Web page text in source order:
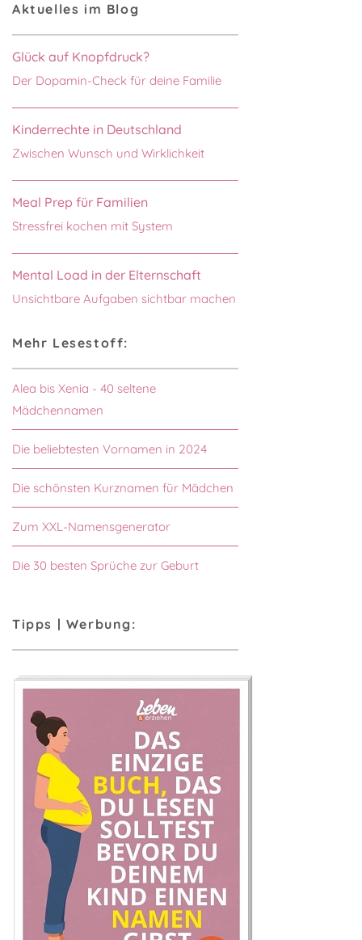
Aktuelles im Blog
Glück auf Knopfdruck?
Der Dopamin-Check für deine Familie
Kinderrechte in Deutschland
Zwischen Wunsch und Wirklichkeit
Meal Prep für Familien
Stressfrei kochen mit System
Mental Load in der Elternschaft
Unsichtbare Aufgaben sichtbar machen
Mehr Lesestoff:
Alea bis Xenia - 40 seltene
Mädchennamen
Die beliebtesten Vornamen in 2024
Die schönsten Kurznamen für Mädchen
Zum XXL-Namensgenerator
Die 30 besten Sprüche zur Geburt
Tipps | Werbung: